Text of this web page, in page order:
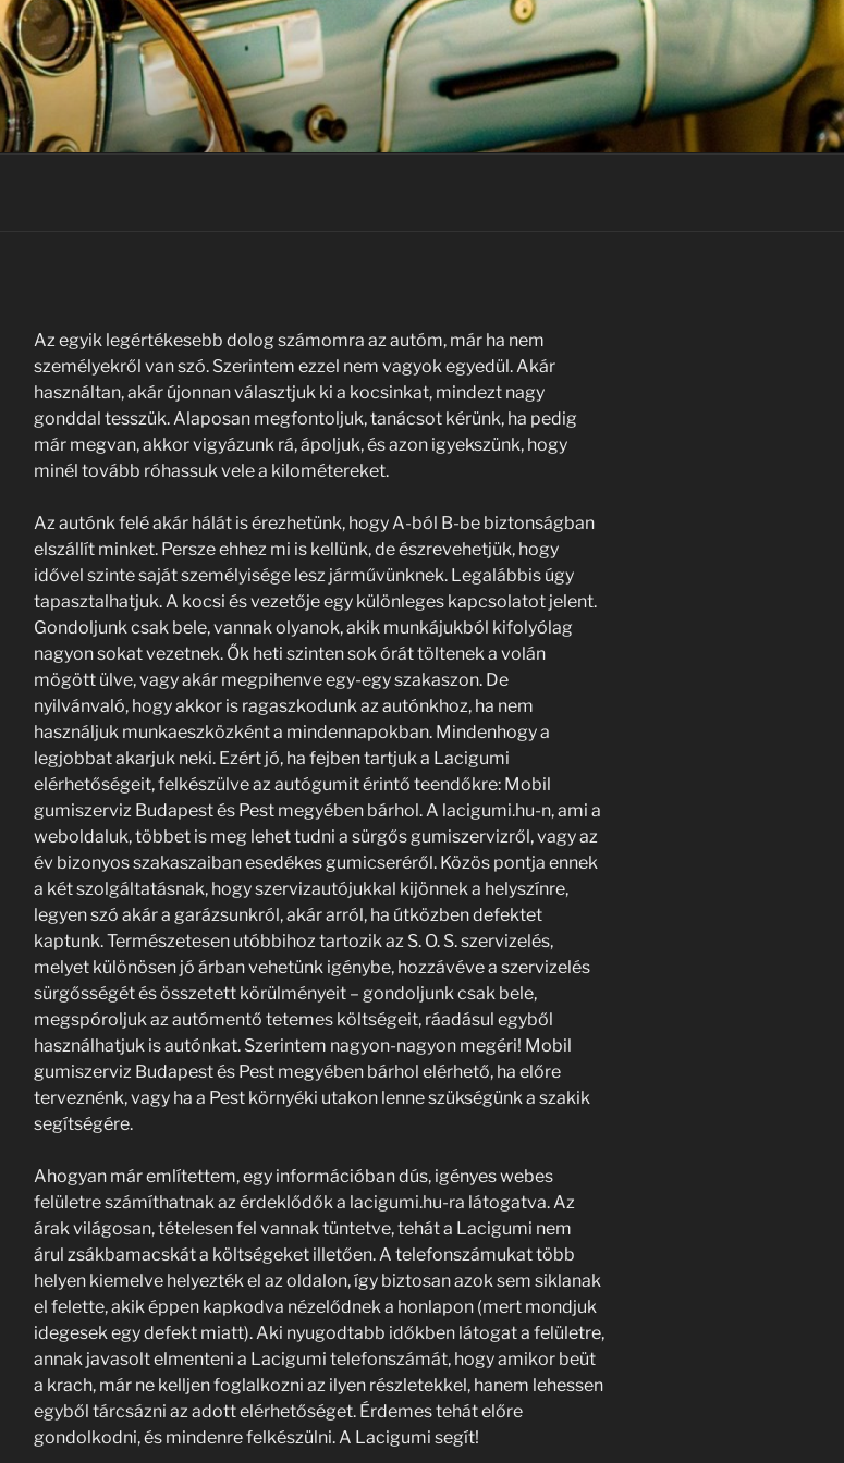
Az egyik legértékesebb dolog számomra az autóm, már ha nem
személyekről van szó. Szerintem ezzel nem vagyok egyedül. Akár
használtan, akár újonnan választjuk ki a kocsinkat, mindezt nagy
gonddal tesszük. Alaposan megfontoljuk, tanácsot kérünk, ha pedig
már megvan, akkor vigyázunk rá, ápoljuk, és azon igyekszünk, hogy
minél tovább róhassuk vele a kilométereket.
Az autónk felé akár hálát is érezhetünk, hogy A-ból B-be biztonságban
elszállít minket. Persze ehhez mi is kellünk, de észrevehetjük, hogy
idővel szinte saját személyisége lesz járművünknek. Legalábbis úgy
tapasztalhatjuk. A kocsi és vezetője egy különleges kapcsolatot jelent.
Gondoljunk csak bele, vannak olyanok, akik munkájukból kifolyólag
nagyon sokat vezetnek. Ők heti szinten sok órát töltenek a volán
mögött ülve, vagy akár megpihenve egy-egy szakaszon. De
nyilvánvaló, hogy akkor is ragaszkodunk az autónkhoz, ha nem
használjuk munkaeszközként a mindennapokban. Mindenhogy a
legjobbat akarjuk neki. Ezért jó, ha fejben tartjuk a Lacigumi
elérhetőségeit, felkészülve az autógumit érintő teendőkre: Mobil
gumiszerviz Budapest és Pest megyében bárhol. A lacigumi.hu-n, ami a
weboldaluk, többet is meg lehet tudni a sürgős gumiszervizről, vagy az
év bizonyos szakaszaiban esedékes gumicseréről. Közös pontja ennek
a két szolgáltatásnak, hogy szervizautójukkal kijönnek a helyszínre,
legyen szó akár a garázsunkról, akár arról, ha útközben defektet
kaptunk. Természetesen utóbbihoz tartozik az S. O. S. szervizelés,
melyet különösen jó árban vehetünk igénybe, hozzávéve a szervizelés
sürgősségét és összetett körülményeit – gondoljunk csak bele,
megspóroljuk az autómentő tetemes költségeit, ráadásul egyből
használhatjuk is autónkat. Szerintem nagyon-nagyon megéri! Mobil
gumiszerviz Budapest és Pest megyében bárhol elérhető, ha előre
terveznénk, vagy ha a Pest környéki utakon lenne szükségünk a szakik
segítségére.
Ahogyan már említettem, egy információban dús, igényes webes
felületre számíthatnak az érdeklődők a lacigumi.hu-ra látogatva. Az
árak világosan, tételesen fel vannak tüntetve, tehát a Lacigumi nem
árul zsákbamacskát a költségeket illetően. A telefonszámukat több
helyen kiemelve helyezték el az oldalon, így biztosan azok sem siklanak
el felette, akik éppen kapkodva nézelődnek a honlapon (mert mondjuk
idegesek egy defekt miatt). Aki nyugodtabb időkben látogat a felületre,
annak javasolt elmenteni a Lacigumi telefonszámát, hogy amikor beüt
a krach, már ne kelljen foglalkozni az ilyen részletekkel, hanem lehessen
egyből tárcsázni az adott elérhetőséget. Érdemes tehát előre
gondolkodni, és mindenre felkészülni. A Lacigumi segít!